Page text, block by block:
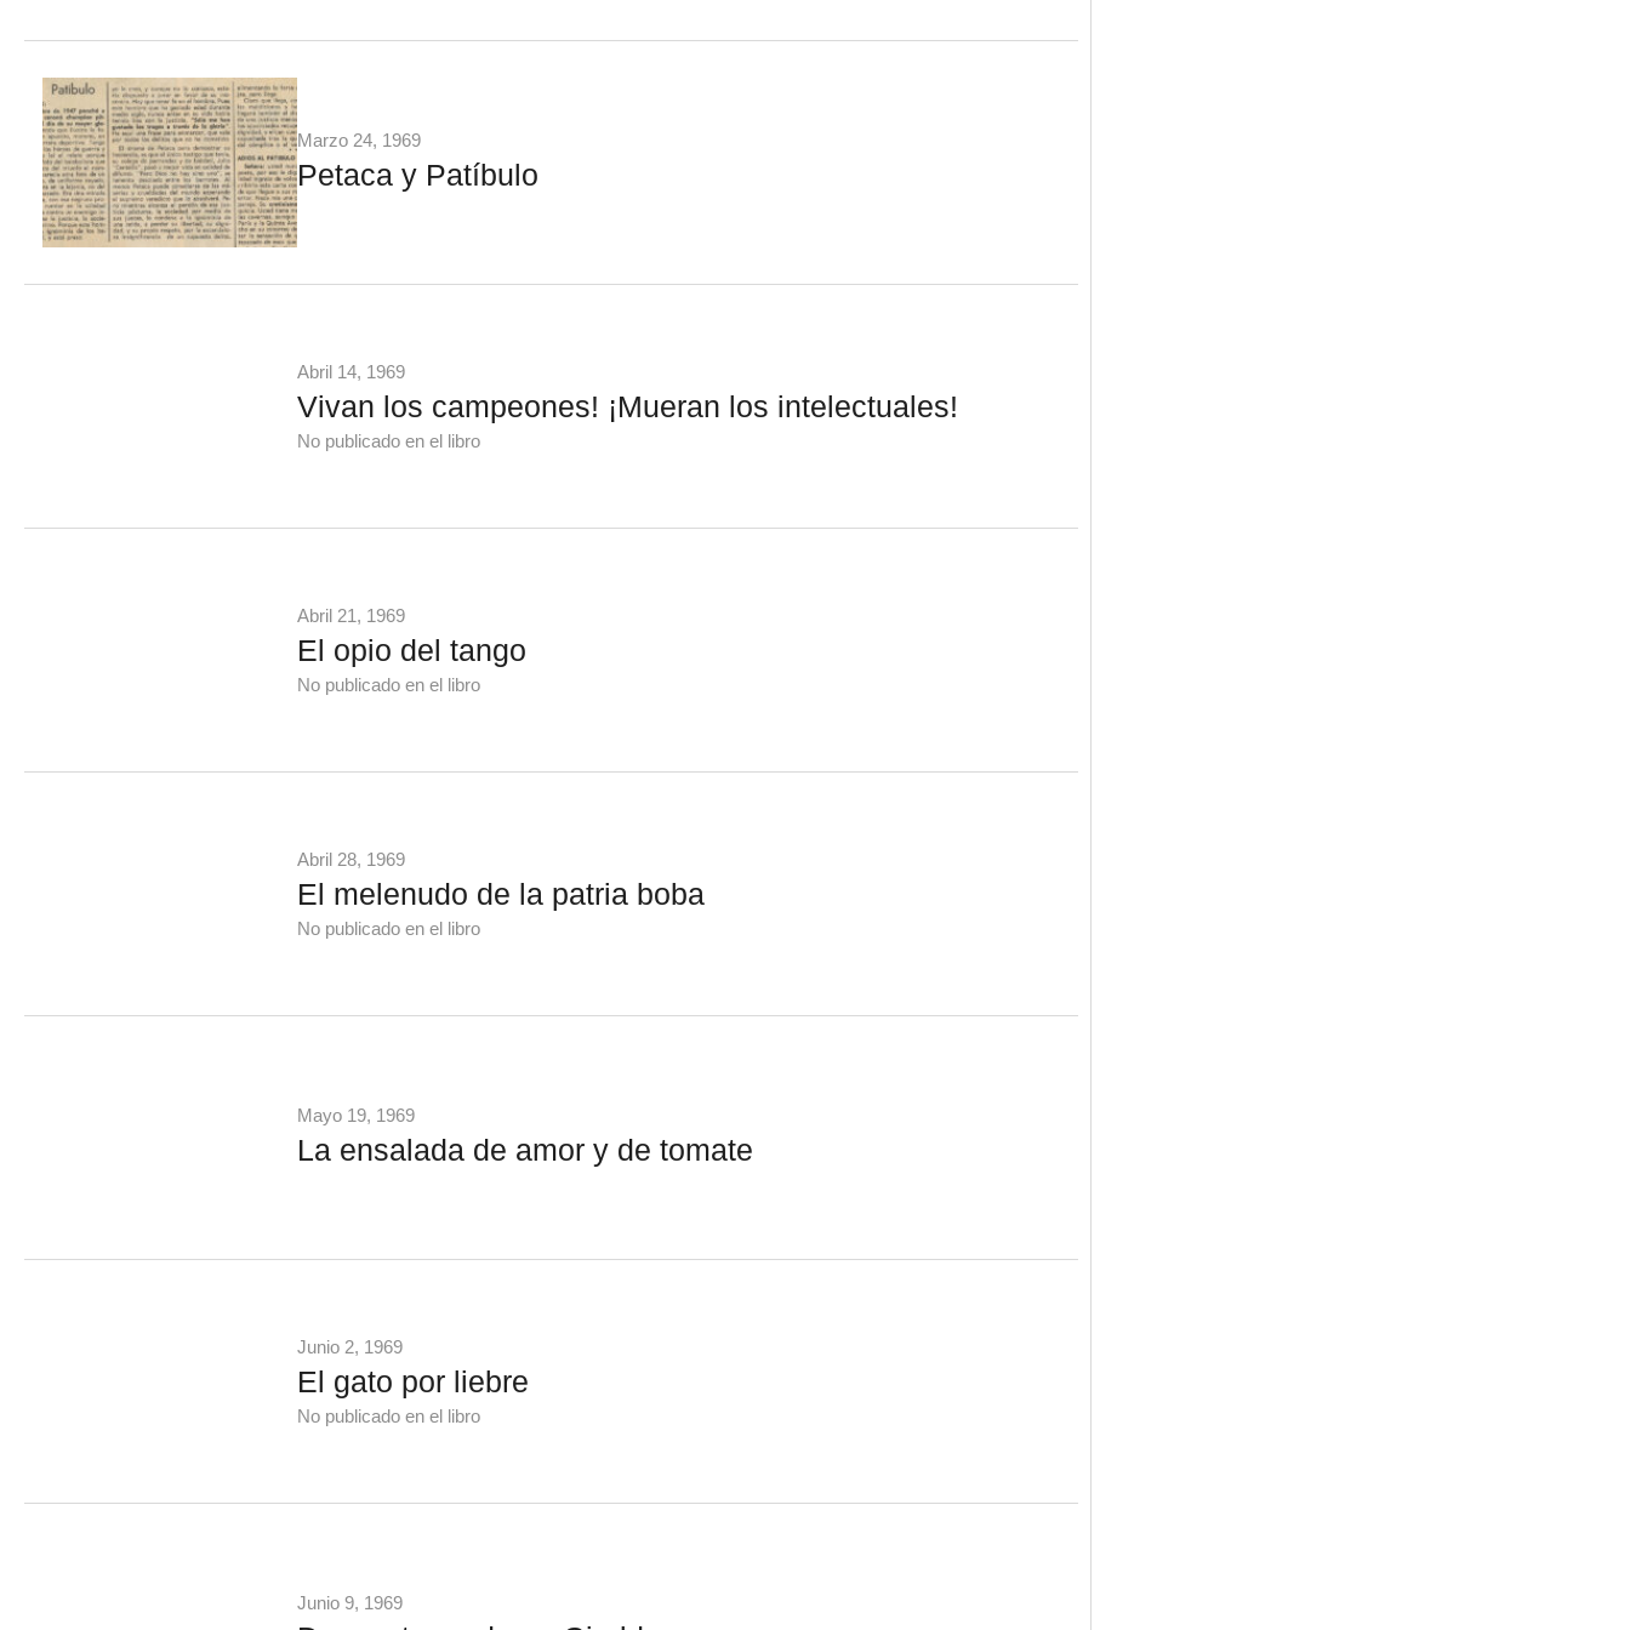
Marzo 24, 1969
Petaca y Patíbulo
Abril 14, 1969
Vivan los campeones! ¡Mueran los intelectuales!
No publicado en el libro
Abril 21, 1969
El opio del tango
No publicado en el libro
Abril 28, 1969
El melenudo de la patria boba
No publicado en el libro
Mayo 19, 1969
La ensalada de amor y de tomate
Junio 2, 1969
El gato por liebre
No publicado en el libro
Junio 9, 1969